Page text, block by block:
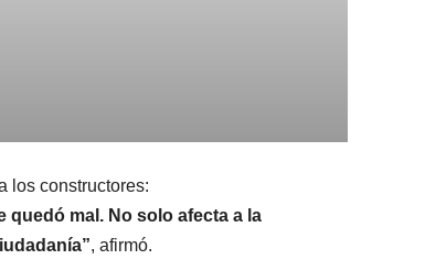
los constructores:
quedó mal. No solo afecta a la
, afirmó.